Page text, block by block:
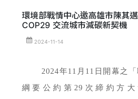
環境部戰情中心邀高雄市陳其
COP29 交流城市減碳新契機
2024-11-14
2024年11月11日開幕之
綱要公約第29次締約方大